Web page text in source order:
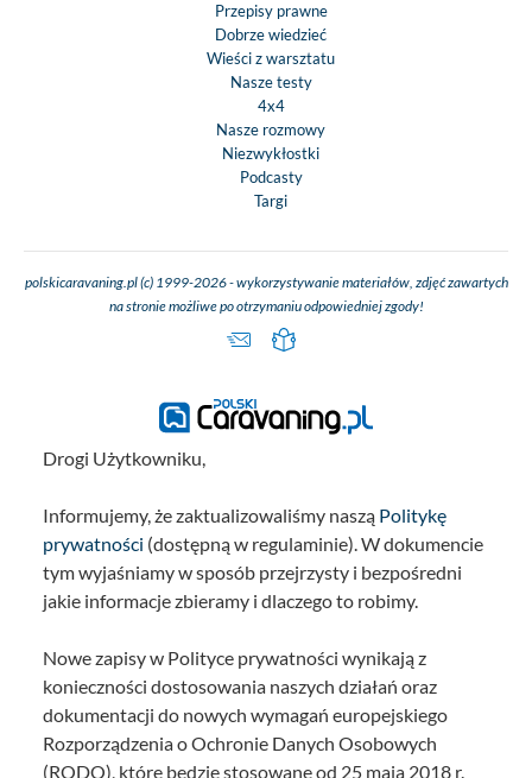
Przepisy prawne
Dobrze wiedzieć
Wieści z warsztatu
Nasze testy
4x4
Nasze rozmowy
Niezwykłostki
Podcasty
Targi
polskicaravaning.pl (c) 1999-2026 - wykorzystywanie materiałów, zdjęć zawartych
na stronie możliwe po otrzymaniu odpowiedniej zgody!
Drogi Użytkowniku,
Informujemy, że zaktualizowaliśmy naszą Politykę
prywatności (dostępną w regulaminie). W dokumencie
tym wyjaśniamy w sposób przejrzysty i bezpośredni
jakie informacje zbieramy i dlaczego to robimy.
Nowe zapisy w Polityce prywatności wynikają z
konieczności dostosowania naszych działań oraz
dokumentacji do nowych wymagań europejskiego
Rozporządzenia o Ochronie Danych Osobowych
(RODO), które będzie stosowane od 25 maja 2018 r.